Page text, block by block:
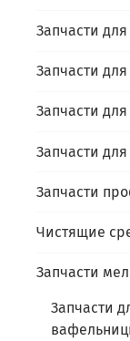
Запчасти для
Запчасти
Запчасти
Запчасти
Запчасти
Чистящие
Запчасти
Запчасти